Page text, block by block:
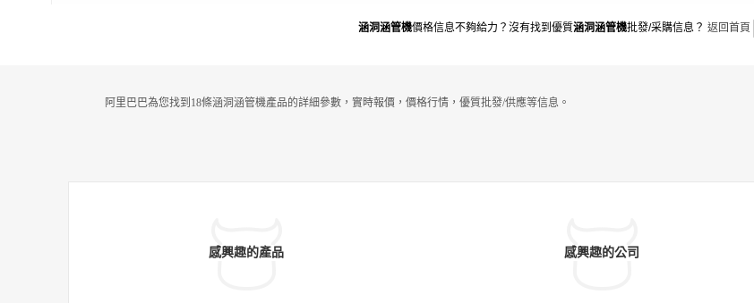
涵洞涵管機價格信息不夠給力？沒有找到優質涵洞涵管機批發/采購信息？ 返回首頁
阿里巴巴為您找到18條涵洞涵管機產品的詳細參數，實時報價，價格行情，優質批發/供應等信息。
感興趣的產品 感興趣的公司